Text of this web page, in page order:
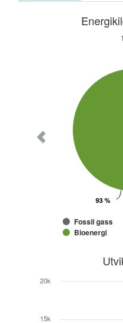
93 %
93 %
Fossil gass
Bioenergi
15k
20k